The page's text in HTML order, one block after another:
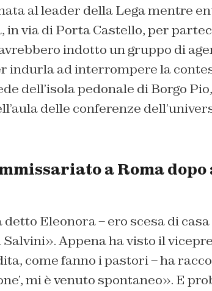
al leader della Lega mentre
in via di Porta Castello, per
indotto un gruppo di
indurla ad interrompere la
dell’isola pedonale di Borgo
delle conferenze
a Roma dopo
detto Eleonora –ero scesa di
Salvini». Appena ha visto il
come fanno i pastori– ha
mi è venuto spontaneo». E